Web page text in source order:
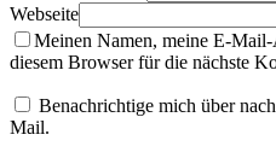
Webseite
Meinen Namen, meine E-
diesem Browser für die nächste
Benachrichtige mich über
Mail.